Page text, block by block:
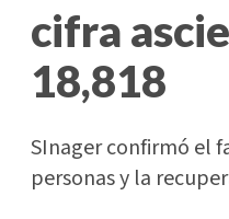
cifra
18,818
SInager confirmó el
personas y la